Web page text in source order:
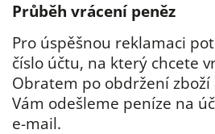
Průběh vrácení peněz
Pro úspěšnou reklamaci
číslo účtu, na který chcete
Obratem po obdržení
Vám odešleme peníze na
e-mail.